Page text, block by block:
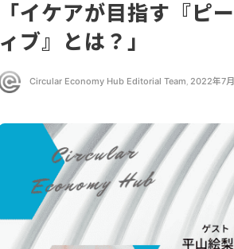
「イケアが目指す『ピ
ィブ』とは？」
Circular Economy Hub Editorial Team, 2022年7